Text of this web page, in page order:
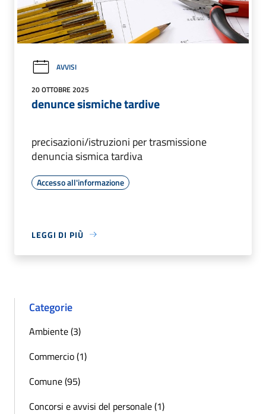
AVVISI
20 OTTOBRE 2025
denunce sismiche tardive
precisazioni/istruzioni per trasmissione
denuncia sismica tardiva
Accesso all'informazione
LEGGI DI PIÙ
Categorie
Ambiente (3)
Commercio (1)
Comune (95)
Concorsi e avvisi del personale (1)